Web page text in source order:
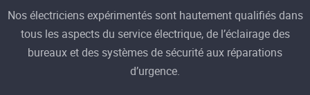
Nos électriciens expérimentés sont hautement qualifiés dans
tous les aspects du service électrique, de l’éclairage des
bureaux et des systèmes de sécurité aux réparations
d’urgence.